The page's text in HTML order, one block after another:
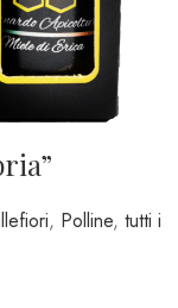
, Polline, tutti i